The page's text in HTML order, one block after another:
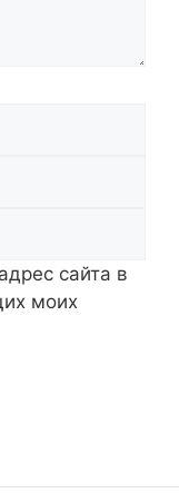
сайта в
моих